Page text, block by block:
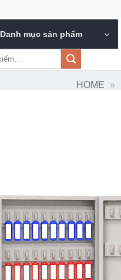
Danh mục sản phẩm
HOME »